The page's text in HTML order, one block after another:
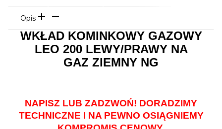
Opis
WKŁAD KOMINKOWY GAZOWY
LEO 200 LEWY/PRAWY NA
GAZ ZIEMNY NG
NAPISZ LUB ZADZWOŃ! DORADZIMY
TECHNICZNE I NA PEWNO OSIĄGNIEMY